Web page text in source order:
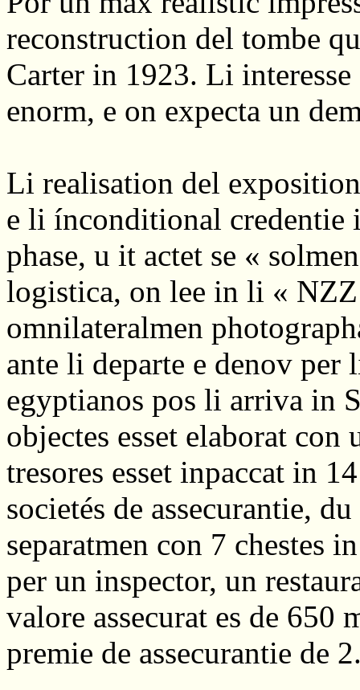
reconstruction del tombe
Carter in 1923. Li
enorm, e on expecta un
Li realisation del
e li ínconditional
phase, u it actet se «
logistica, on lee in li « NZZ
omnilateralmen
ante li departe e denov per
egyptianos pos li arriva in
objectes esset elaborat
tresores esset inpaccat in
societés de assecurantie,
separatmen con 7 chestes
per un inspector, un
valore assecurat es de 650
premie de assecurantie de